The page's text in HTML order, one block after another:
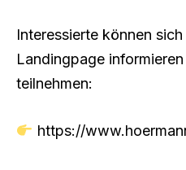
Interessierte können
Landingpage
teilnehmen:
https://